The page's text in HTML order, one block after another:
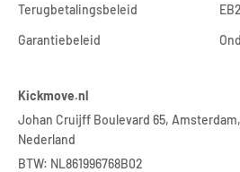
Terugbetalingsbeleid
Garantiebeleid
Kickmove.nl
Johan Cruijff Boulevard 65, Amsterdam,
Nederland
BTW: NL861996768B02